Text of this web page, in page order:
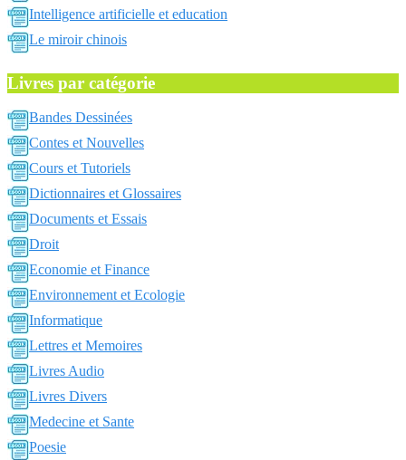
Intelligence artificielle et education
Le miroir chinois
Livres par catégorie
Bandes Dessinées
Contes et Nouvelles
Cours et Tutoriels
Dictionnaires et Glossaires
Documents et Essais
Droit
Economie et Finance
Environnement et Ecologie
Informatique
Lettres et Memoires
Livres Audio
Livres Divers
Medecine et Sante
Poesie